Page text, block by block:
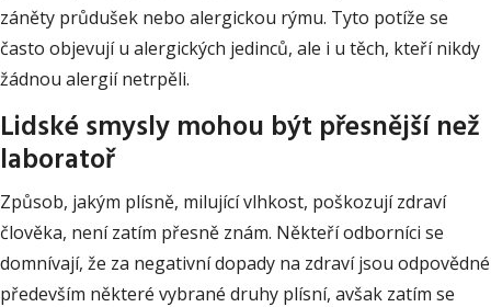
záněty průdušek nebo alergickou rýmu. Tyto potíže se
často objevují u alergických jedinců, ale i u těch, kteří nikdy
žádnou alergií netrpěli.
Lidské smysly mohou být přesnější než
laboratoř
Způsob, jakým plísně, milující vlhkost, poškozují zdraví
člověka, není zatím přesně znám. Někteří odborníci se
domnívají, že za negativní dopady na zdraví jsou odpovědné
především některé vybrané druhy plísní, avšak zatím se